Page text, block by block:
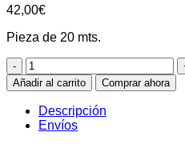
42,00€
Pieza de 20 mts.
Huletec
present
green
140
cms.
cantidad
Añadir al carrito Comprar ahora
Descripción
Envíos